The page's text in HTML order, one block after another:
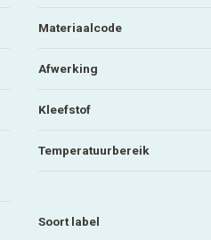
Materiaalcode
Afwerking
Kleefstof
Temperatuurbereik
Soort label